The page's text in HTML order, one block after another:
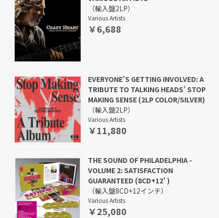
（輸入盤2LP）
Various Artists
￥6,688
EVERYONE’S GETTING INVOLVED: A
TRIBUTE TO TALKING HEADS’ STOP
MAKING SENSE (2LP COLOR/SILVER)
（輸入盤2LP）
Various Artists
￥11,880
THE SOUND OF PHILADELPHIA -
VOLUME 2: SATISFACTION
GUARANTEED (8CD+12' )
（輸入盤8CD+12インチ）
Various Artists
￥25,080